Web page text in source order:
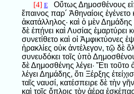
[4] E
Οὕτως Δημοσθένους
ἔπαινος παρ´ Ἀθηναίοις ἐγένετο
ἀκατάλληλος· καὶ ὁ μὲν
δὲ ἐπῄνει καὶ Λυσίας ἐμαρτύρει
συνετίθετο καὶ οἱ Ἀμφικτύονες
ἡρακλίες οὐκ ἀντέλεγον, τῷ δὲ
συνευδόκει τοῖς ὑπὸ
δὲ Δημοσθένης λέγει· Ἔτι
λέγει Δημάδης, ὅτι Ξέρξης
ταῖς ναυσί, κατέσπειρε δὲ τὴν
καὶ τοῖς ὅπλοις τὸν ἀέρα